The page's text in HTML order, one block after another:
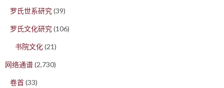
罗氏世系研究(39)
罗氏文化研究(106)
书院文化(21)
网络通谱(2,730)
卷首(33)